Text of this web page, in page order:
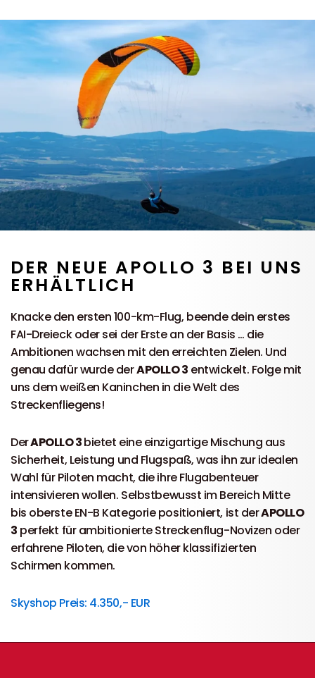
DER NEUE APOLLO 3 BEI UNS
ERHÄLTLICH
Knacke den ersten 100-km-Flug, beende dein erstes
FAI-Dreieck oder sei der Erste an der Basis … die
Ambitionen wachsen mit den erreichten Zielen. Und
genau dafür wurde derAPOLLO 3 entwickelt. Folge mit
uns dem weißen Kaninchen in die Welt des
Streckenfliegens!
DerAPOLLO 3bietet eine einzigartige Mischung aus
Sicherheit, Leistung und Flugspaß, was ihn zur idealen
Wahl für Piloten macht, die ihre Flugabenteuer
intensivieren wollen. Selbstbewusst im Bereich Mitte
bis oberste EN-B Kategorie positioniert, ist derAPOLLO
3 perfekt für ambitionierte Streckenflug-Novizen oder
erfahrene Piloten, die von höher klassifizierten
Schirmen kommen.
Skyshop Preis: 4.350,- EUR